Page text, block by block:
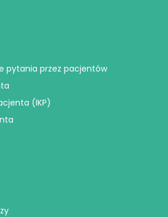
pytania przez pacjentów
(IKP)